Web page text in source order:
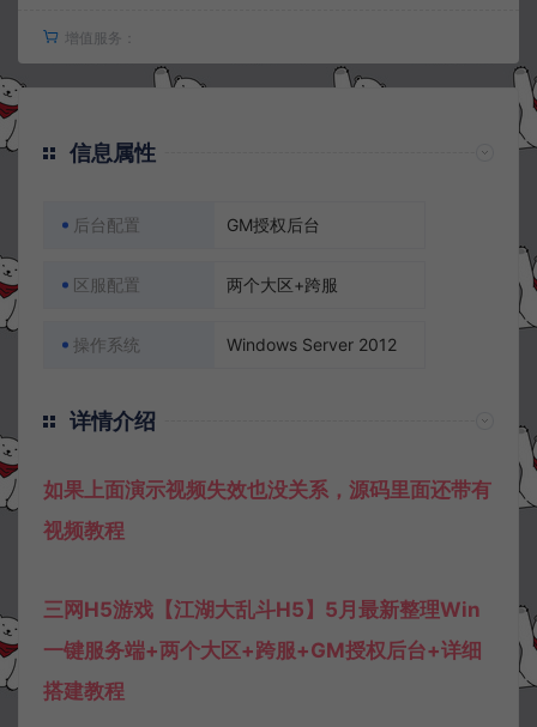
增值服务：
信息属性
后台配置 GM授权后台
区服配置 两个大区+跨服
操作系统 Windows Server 2012
详情介绍
如果上面演示视频失效也没关系，源码里面还带有
视频教程
三网H5游戏【江湖大乱斗H5】5月最新整理Win
一键服务端+两个大区+跨服+GM授权后台+详细
搭建教程